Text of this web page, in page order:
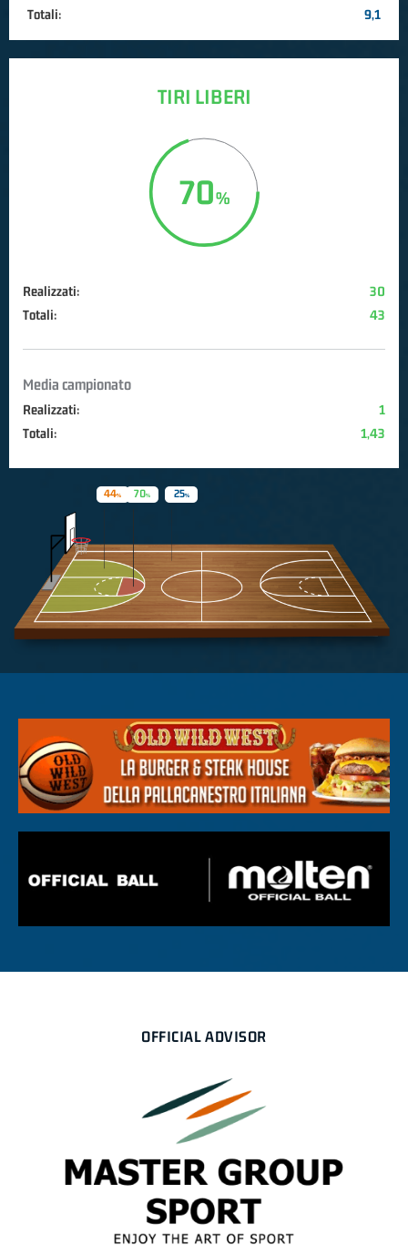
Totali:
9,1
TIRI LIBERI
70
Realizzati:
30
Totali:
43
Media campionato
Realizzati:
1
Totali:
1,43
70
44 25
OFFICIAL ADVISOR